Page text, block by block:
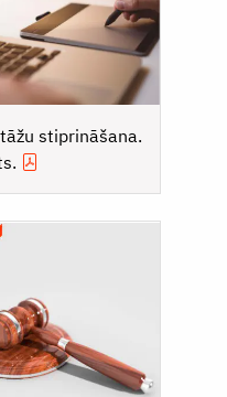
stiprināšana.